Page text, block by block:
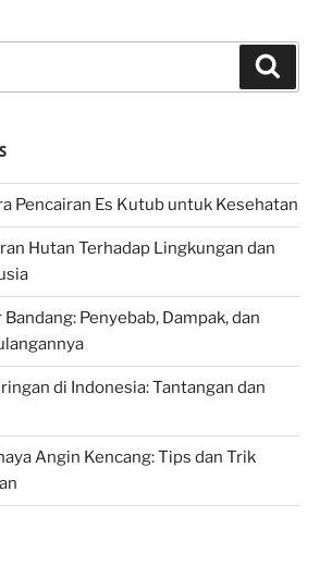
Pencairan Es Kutub untuk Kesehatan
Hutan Terhadap Lingkungan dan
Penyebab, Dampak, dan
di Indonesia: Tantangan dan
Angin Kencang: Tips dan Trik